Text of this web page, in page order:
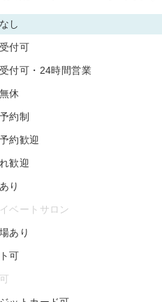
し
付可
付可・24時間営業
休
約制
約歓迎
歓迎
り
ベートサロン
あり
可